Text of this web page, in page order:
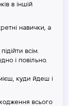
в іншій
навички, а
всім.
і повільно.
куди йдеш і
всього